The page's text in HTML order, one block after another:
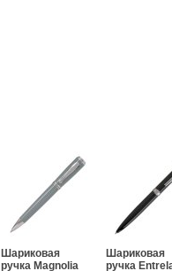
Шариковая
ручка Magnolia
Шариковая
ручка